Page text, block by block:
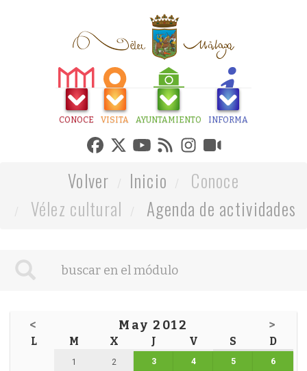
CONOCE VISITA AYUNTAMIENTO INFORMA
Volver Inicio
Conoce
Vélez cultural
Agenda de actividades
< May 2012 >
L M X J V S D
1 2 3 4 5 6